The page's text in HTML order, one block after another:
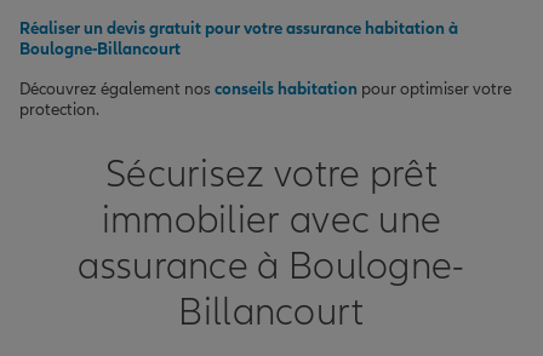
Réaliser un devis gratuit pour votre assurance habitation à
Boulogne-Billancourt
Découvrez également nos conseils habitation pour optimiser votre
protection.
Sécurisez votre prêt
immobilier avec une
assurance à Boulogne-
Billancourt